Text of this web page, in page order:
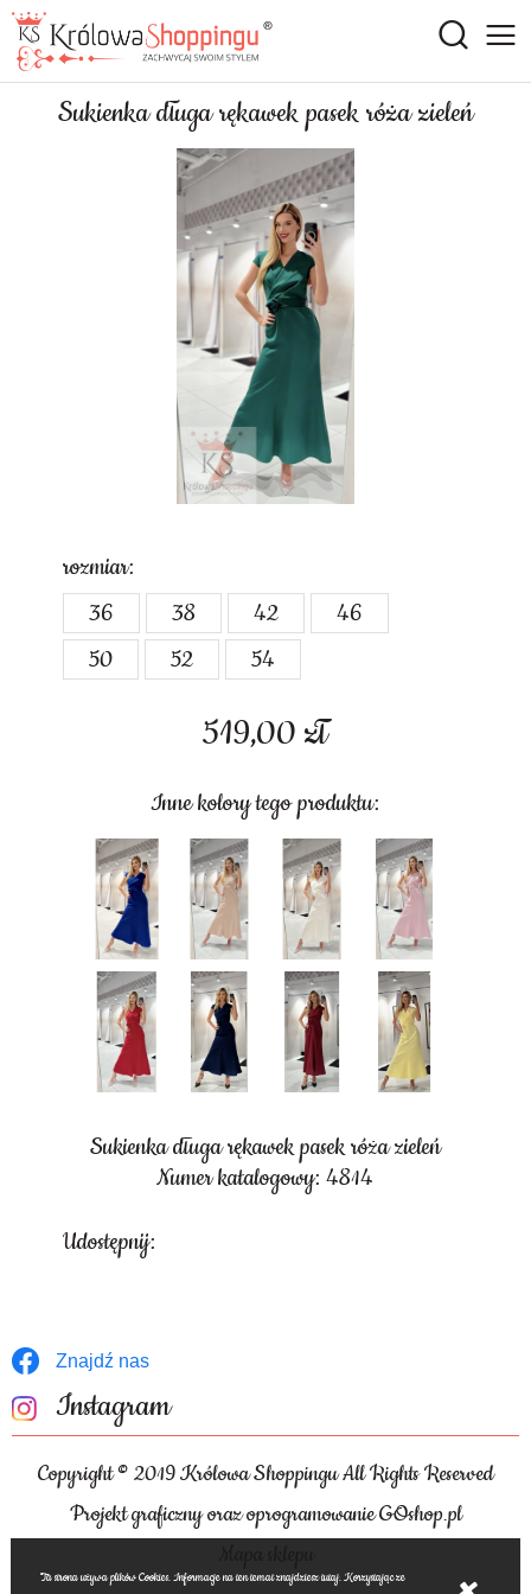
Sukienka długa rękawek pasek róża zieleń
519,00 zł
Inne kolory tego produktu:
rozmiar:
36
38 42
46
50
52 54
Sukienka długa rękawek pasek róża zieleń
Numer katalogowy: 4814
Udostępnij:
Znajdź nas
Instagram
Copyright © 2019 Królowa Shoppingu All Rights Reserved
Projekt graficzny oraz oprogramowanie GOshop.pl
Ta strona używa plików Cookies. Informacje na ten temat znajdziesz tutaj. Korzystając ze